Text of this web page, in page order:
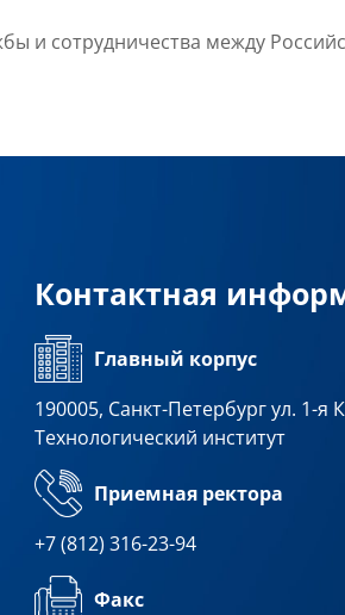
и сотрудничества между
Контактная
Главный корпус
190005, Санкт-Петербург ул. 1-я
Технологический институт
Приемная ректора
+7 (812) 316-23-94
Факс